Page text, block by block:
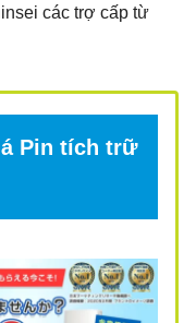
các trợ cấp từ
Pin tích trữ